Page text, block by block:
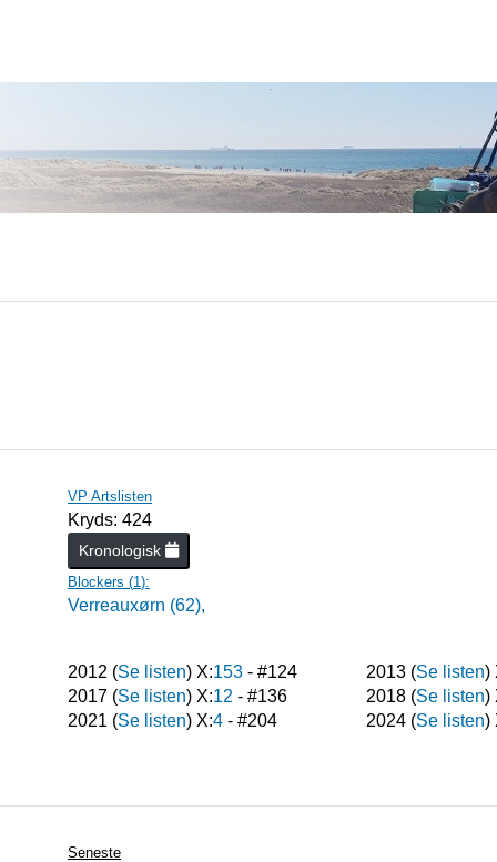
VP Artslisten
Kryds: 424
Kronologisk
Blockers (1):
Verreauxørn (62),
2012 (Se listen) X:153 - #124 2013(Se listen)
2017 (Se listen) X:12 - #136 2018(Se listen)
2021 (Se listen) X:4 - #204 2024(Se listen)
Seneste